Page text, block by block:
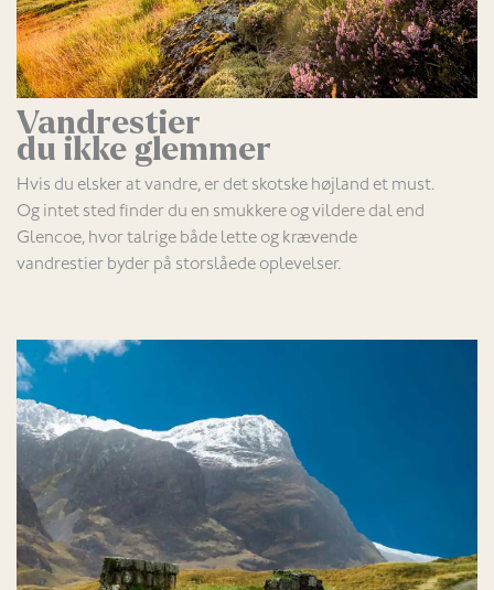
Vandrestier
du ikke glemmer
Hvis du elsker at vandre, er det skotske højland et must.
Og intet sted finder du en smukkere og vildere dal end
Glencoe, hvor talrige både lette og krævende
vandrestier byder på storslåede oplevelser.